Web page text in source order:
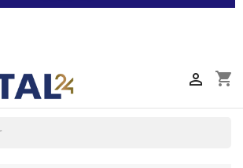
shopping_cart
